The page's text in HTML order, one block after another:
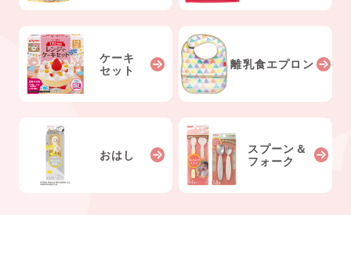
ケーキ
セット
離乳食エプロン
おはし
スプーン＆
フォーク